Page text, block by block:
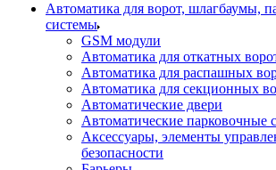
Автоматика для ворот, шлагбаумы,
системы
GSM модули
Автоматика для откатных
Автоматика для распашных
Автоматика для секционных
Автоматические двери
Автоматические парковочные
Аксессуары, элементы
безопасности